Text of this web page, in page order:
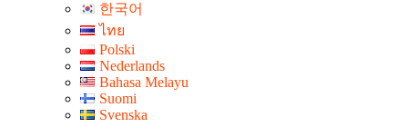
한국어
ไทย
Polski
Nederlands
Bahasa Melayu
Suomi
Svenska